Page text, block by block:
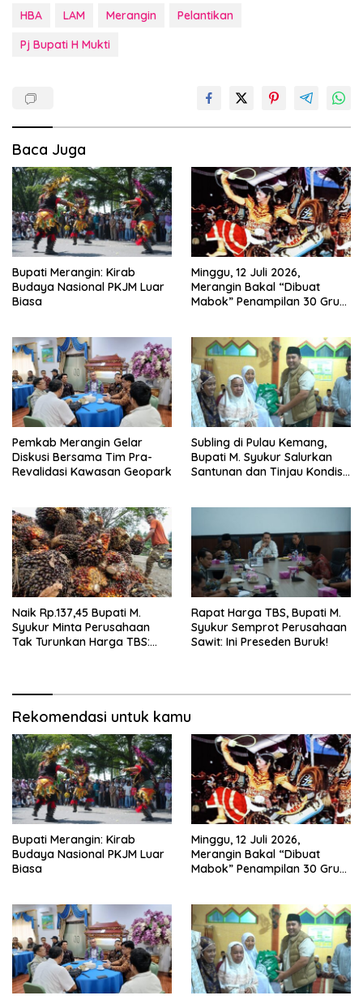
HBA LAM Merangin
Pelantikan
Pj Bupati H Mukti
Baca Juga
Bupati Merangin: Kirab
Budaya Nasional PKJM Luar
Biasa
Minggu, 12 Juli 2026,
Merangin Bakal “Dibuat
Mabok” Penampilan 30 Grup
Pemkab Merangin Gelar
Diskusi Bersama Tim Pra-
Revalidasi Kawasan Geopark
Subling di Pulau Kemang,
Bupati M. Syukur Salurkan
Santunan dan Tinjau Kondisi
Naik Rp.137,45 Bupati M.
Syukur Minta Perusahaan
Tak Turunkan Harga TBS:
Rapat Harga TBS, Bupati M.
Syukur Semprot Perusahaan
Sawit: Ini Preseden Buruk!
Rekomendasi untuk kamu
Bupati Merangin: Kirab
Budaya Nasional PKJM Luar
Biasa
Minggu, 12 Juli 2026,
Merangin Bakal “Dibuat
Mabok” Penampilan 30 Grup